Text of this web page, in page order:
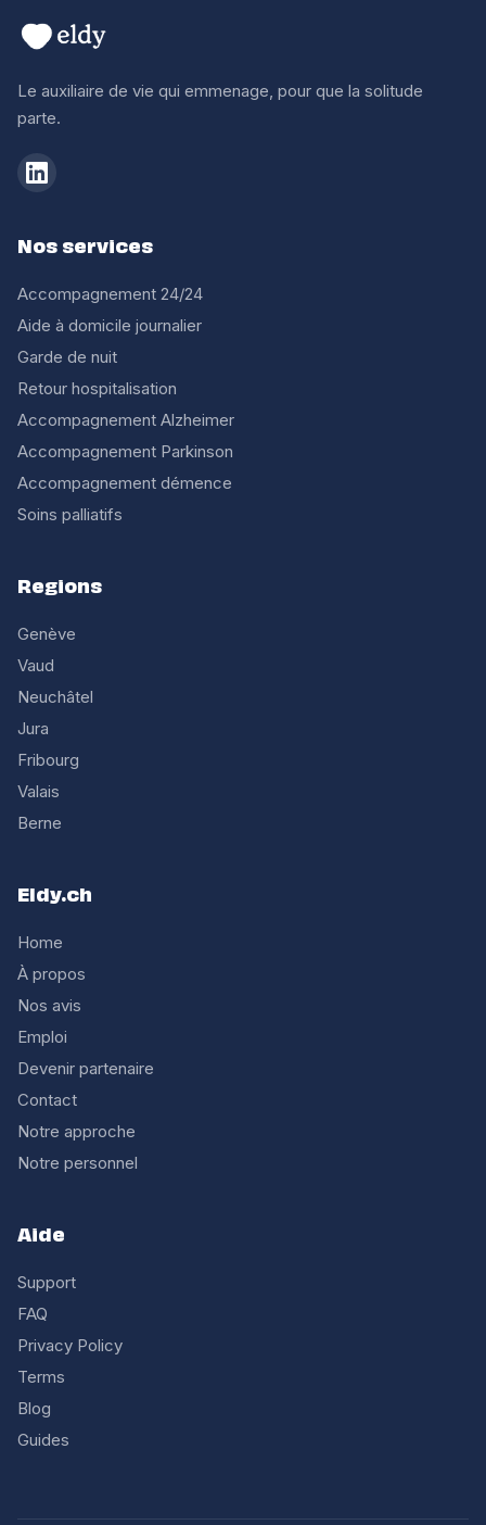
Le auxiliaire de vie qui emmenage, pour que la solitude
parte.
Nos services
Accompagnement 24/24
Aide à domicile journalier
Garde de nuit
Retour hospitalisation
Accompagnement Alzheimer
Accompagnement Parkinson
Accompagnement démence
Soins palliatifs
Regions
Genève
Vaud
Neuchâtel
Jura
Fribourg
Valais
Berne
Eldy.ch
Home
À propos
Nos avis
Emploi
Devenir partenaire
Contact
Notre approche
Notre personnel
Aide
Support
FAQ
Privacy Policy
Terms
Blog
Guides